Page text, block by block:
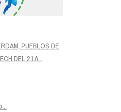
PUEBLOS DE
DEL 21 A...